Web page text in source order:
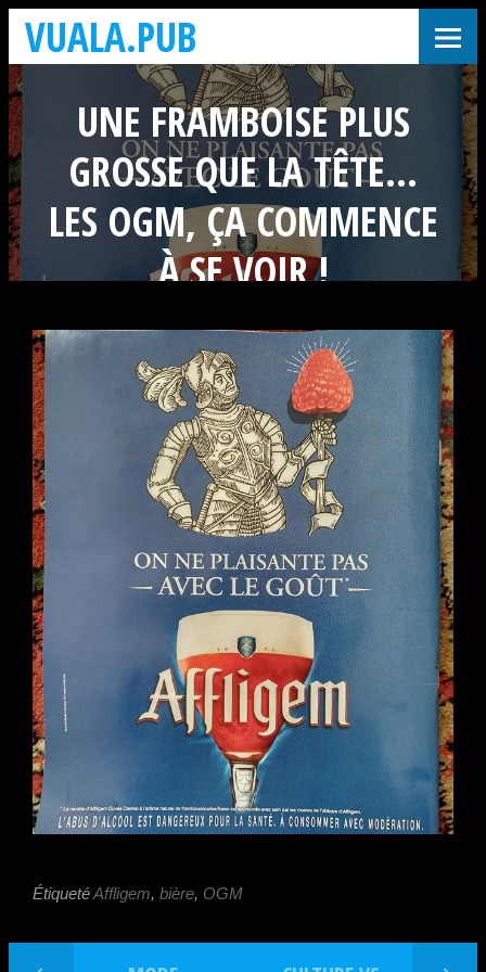
VUALA.PUB
UNE FRAMBOISE PLUS
GROSSE QUE LA TÊTE…
LES OGM, ÇA COMMENCE
À SE VOIR !
ÉtiquetéAffligem, bière, OGM